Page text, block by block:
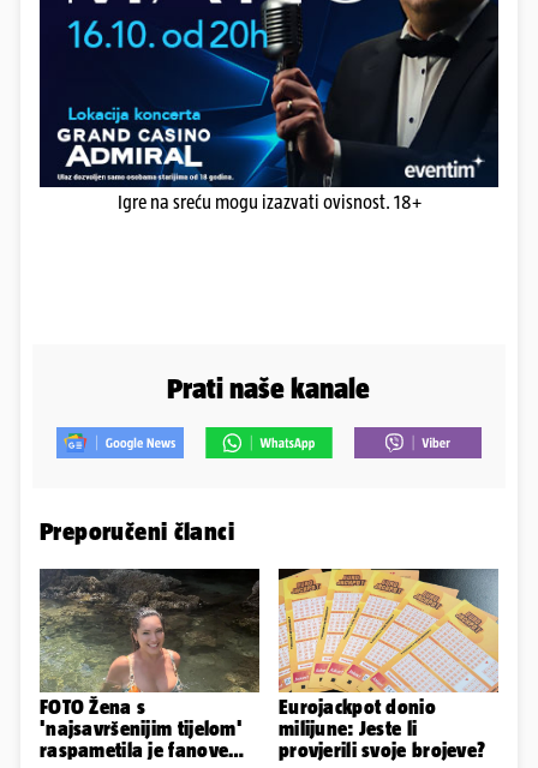
Igre na sreću mogu izazvati ovisnost. 18+
Prati naše kanale
Preporučeni članci
FOTO Žena s
'najsavršenijim tijelom'
raspametila je fanove
Eurojackpot donio
milijune: Jeste li
provjerili svoje brojeve?